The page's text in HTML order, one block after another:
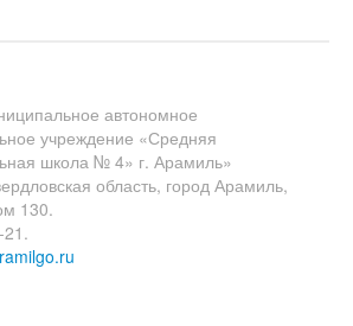
автономное
учреждение «Средняя
школа № 4» г. Арамиль»
область, город Арамиль,
130.